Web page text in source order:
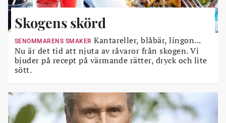
Skogens skörd
SENOMMARENS SMAKER Kantareller, blåbär, lingon...
Nu är det tid att njuta av råvaror från skogen. Vi
bjuder på recept på värmande rätter, dryck och lite
sött.